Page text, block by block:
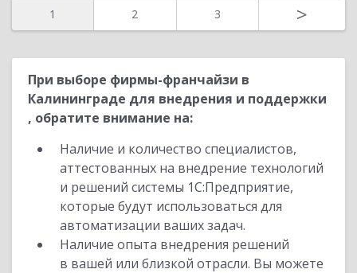
1 2 3 >
При выборе фирмы-франчайзи в
Калининграде для внедрения и поддержки
, обратите внимание на:
Наличие и количество специалистов,
аттестованных на внедрение технологий
и решений системы 1С:Предприятие,
которые будут использоваться для
автоматизации ваших задач.
Наличие опыта внедрения решений
в вашей или близкой отрасли. Вы можете